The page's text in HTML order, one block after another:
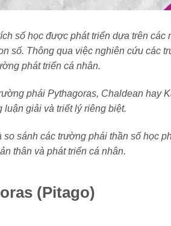
số học được phát triển dựa trên các
số. Thông qua việc nghiên cứu các
phát triển cá nhân.
phái Pythagoras, Chaldean hay
luận giải và triết lý riêng biệt.
sánh các trường phái thần số học
thân và phát triển cá nhân.
(Pitago)